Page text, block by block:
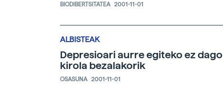
BIODIBERTSITATEA 2001-11-01
ALBISTEAK
Depresioari aurre egiteko ez dago
kirola bezalakorik
OSASUNA 2001-11-01